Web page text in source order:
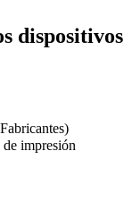
dispositivos
impresión